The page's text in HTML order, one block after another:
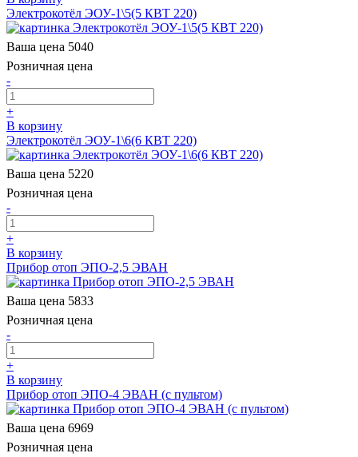
Электрокотёл ЭОУ-1\5(5 КВТ 220)
Ваша цена 5040
Розничная цена
-
+
В корзину
Электрокотёл ЭОУ-1\6(6 КВТ 220)
Ваша цена 5220
Розничная цена
-
+
В корзину
Прибор отоп ЭПО-2,5 ЭВАН
Ваша цена 5833
Розничная цена
-
+
В корзину
Прибор отоп ЭПО-4 ЭВАН (с пультом)
Ваша цена 6969
Розничная цена